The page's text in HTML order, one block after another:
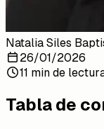
Natalia Siles
26/01/2026
11 min de
Tabla de